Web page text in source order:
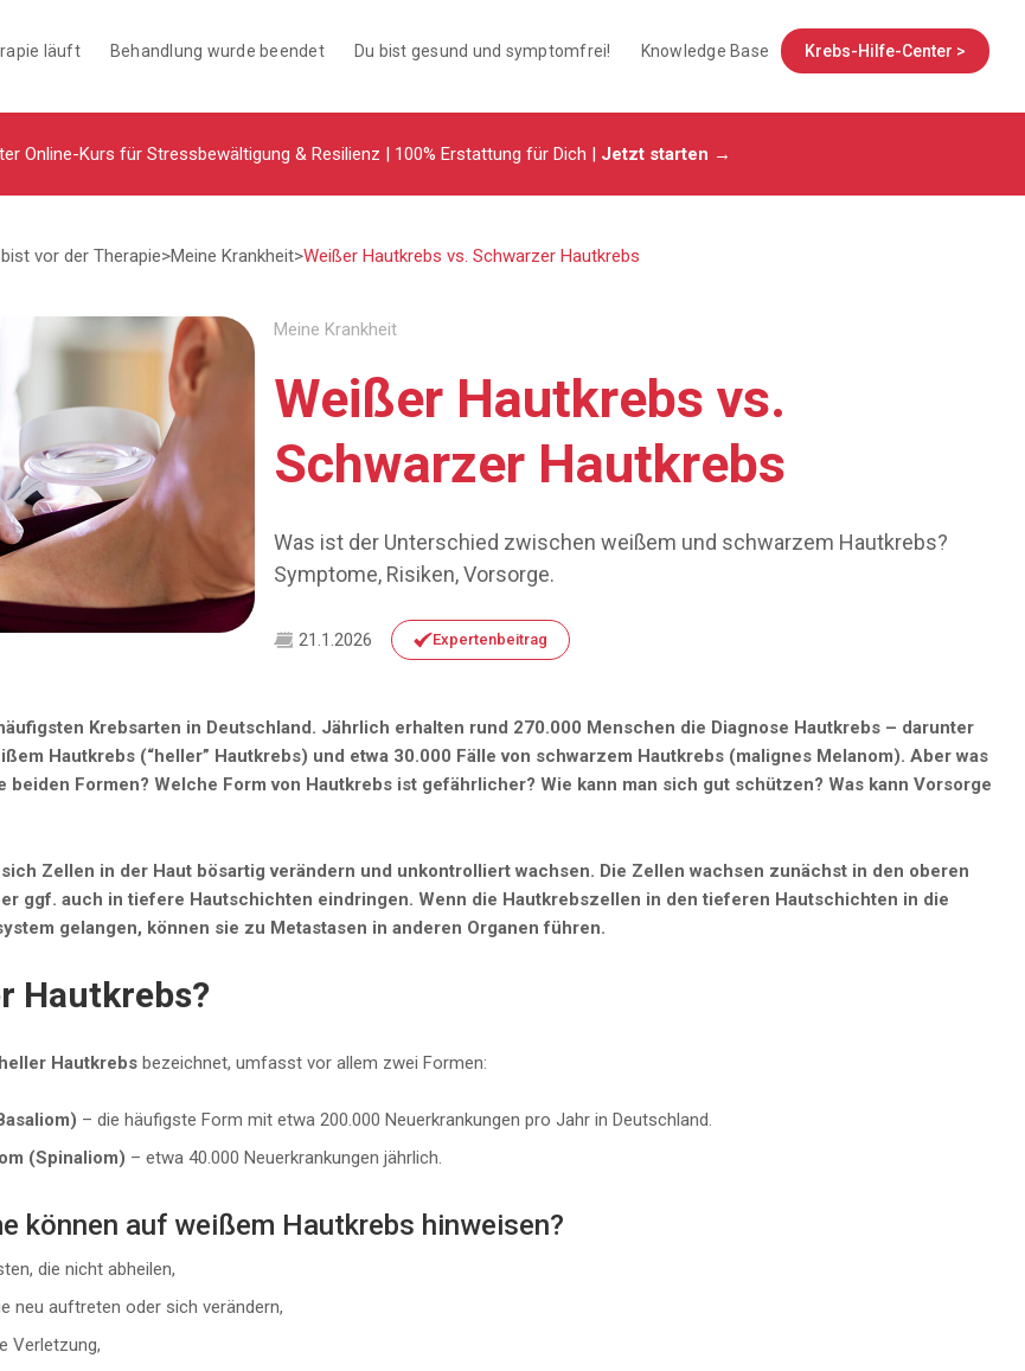
läuft Behandlung wurde beendet Du bist gesund und symptomfrei! Knowledge Base Krebs-Hilfe-Center >
Online-Kurs für Stressbewältigung & Resilienz | 100% Erstattung für Dich | Jetzt starten →
vor der Therapie>Meine Krankheit>Weißer Hautkrebs vs. Schwarzer Hautkrebs
Meine Krankheit
Weißer Hautkrebs vs.
Schwarzer Hautkrebs
Was ist der Unterschied zwischen weißem und schwarzem Hautkrebs?
Symptome, Risiken, Vorsorge.
21.1.2026 Expertenbeitrag
Krebsarten in Deutschland. Jährlich erhalten rund 270.000 Menschen die Diagnose Hautkrebs – darunter
Hautkrebs (“heller” Hautkrebs) und etwa 30.000 Fälle von schwarzem Hautkrebs (malignes Melanom). Aber was
beiden Formen? Welche Form von Hautkrebs ist gefährlicher? Wie kann man sich gut schützen? Was kann Vorsorge
Zellen in der Haut bösartig verändern und unkontrolliert wachsen. Die Zellen wachsen zunächst in den oberen
ggf. auch in tiefere Hautschichten eindringen. Wenn die Hautkrebszellen in den tieferen Hautschichten in die
gelangen, können sie zu Metastasen in anderen Organen führen.
Hautkrebs?
heller Hautkrebsbezeichnet, umfasst vor allem zwei Formen:
– die häufigste Form mit etwa 200.000 Neuerkrankungen pro Jahr in Deutschland.
(Spinaliom) – etwa 40.000 Neuerkrankungen jährlich.
können auf weißem Hautkrebs hinweisen?
die nicht abheilen,
neu auftreten oder sich verändern,
Verletzung,